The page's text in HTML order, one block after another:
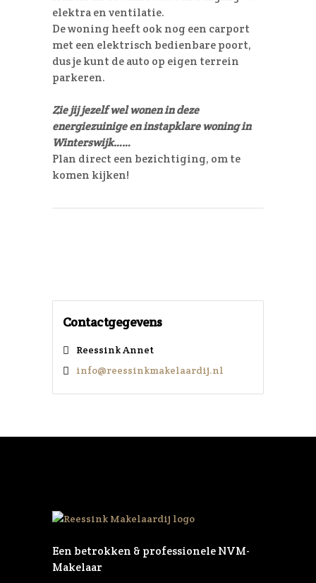
elektra en ventilatie.
De woning heeft ook nog een carport
met een elektrisch bedienbare poort,
dus je kunt de auto op eigen terrein
parkeren.
Zie jij jezelf wel wonen in deze
energiezuinige en instapklare woning in
Winterswijk……
Plan direct een bezichtiging, om te
komen kijken!
Contactgegevens
Reessink Annet
info@reessinkmakelaardij.nl
Een betrokken & professionele NVM-
Makelaar